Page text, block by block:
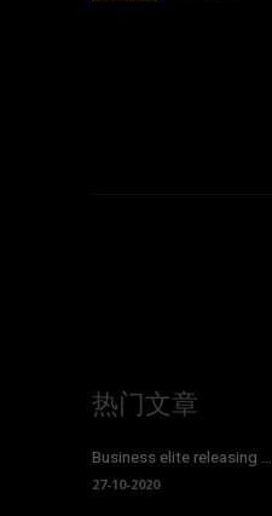
热门文章
Business elite releasing ...
27-10-2020